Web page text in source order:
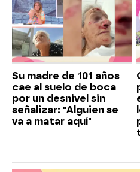
Su madre de 101 años
cae al suelo de boca
por un desnivel sin
señalizar: "Alguien se
va a matar aquí"